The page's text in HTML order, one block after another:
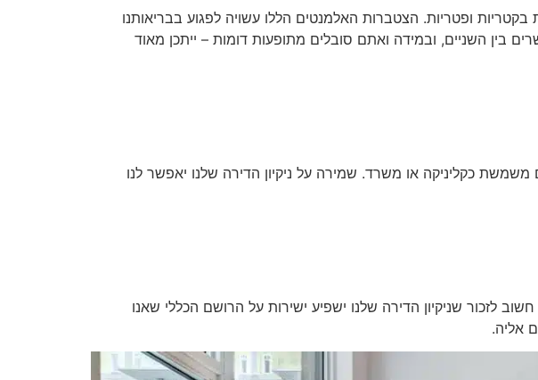
בקטריות ופטריות. הצטברות האלמנטים הללו עשויה לפגוע בבריאותנו
בין השניים, ובמידה ואתם סובלים מתופעות דומות – ייתכן מאוד
משמשת כקליניקה או משרד. שמירה על ניקיון הדירה שלנו יאפשר לנו
לזכור שניקיון הדירה שלנו ישפיע ישירות על הרושם הכללי שאנו
אליה.